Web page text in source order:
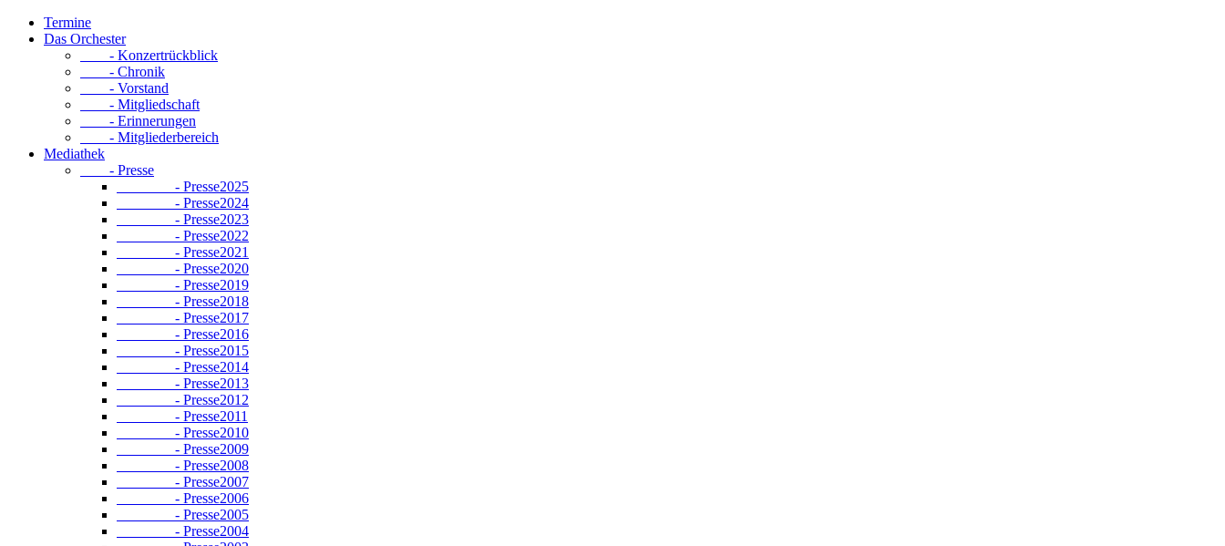
Termine
Das Orchester
- Konzertrückblick
- Chronik
- Vorstand
- Mitgliedschaft
- Erinnerungen
- Mitgliederbereich
Mediathek
- Presse
- Presse2025
- Presse2024
- Presse2023
- Presse2022
- Presse2021
- Presse2020
- Presse2019
- Presse2018
- Presse2017
- Presse2016
- Presse2015
- Presse2014
- Presse2013
- Presse2012
- Presse2011
- Presse2010
- Presse2009
- Presse2008
- Presse2007
- Presse2006
- Presse2005
- Presse2004